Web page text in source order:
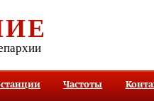
Частоты